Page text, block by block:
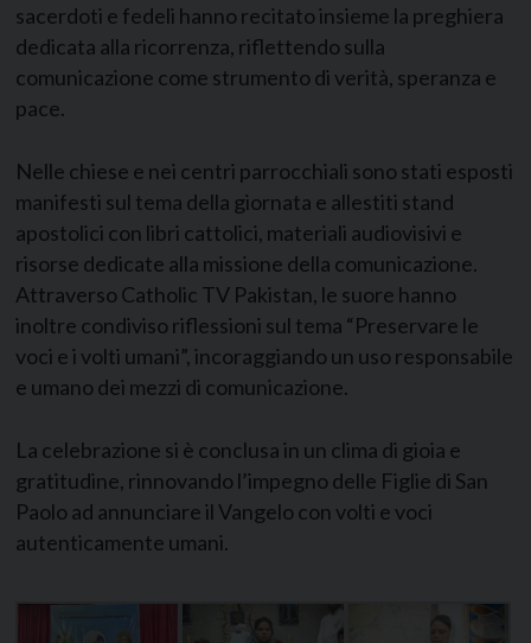
sacerdoti e fedeli hanno recitato insieme la preghiera
dedicata alla ricorrenza, riflettendo sulla
comunicazione come strumento di verità, speranza e
pace.
Nelle chiese e nei centri parrocchiali sono stati esposti
manifesti sul tema della giornata e allestiti stand
apostolici con libri cattolici, materiali audiovisivi e
risorse dedicate alla missione della comunicazione.
Attraverso Catholic TV Pakistan, le suore hanno
inoltre condiviso riflessioni sul tema “Preservare le
voci e i volti umani”, incoraggiando un uso responsabile
e umano dei mezzi di comunicazione.
La celebrazione si è conclusa in un clima di gioia e
gratitudine, rinnovando l’impegno delle Figlie di San
Paolo ad annunciare il Vangelo con volti e voci
autenticamente umani.